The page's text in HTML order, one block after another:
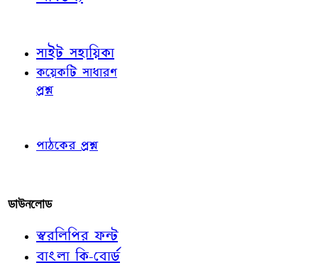
সাইট সহায়িকা
কয়েকটি সাধারণ
প্রশ্ন
পাঠকের প্রশ্ন
ডাউনলোড
স্বরলিপির ফন্ট
বাংলা কি-বোর্ড